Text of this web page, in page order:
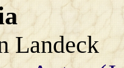
Landeck